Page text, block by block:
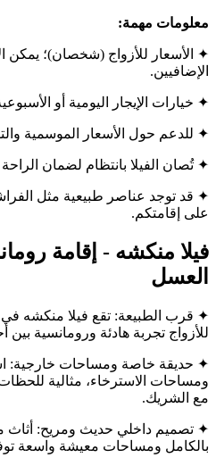
معلومات مهمة:
✦ الأسعار للأزواج (شخصان)؛ يمكن
الإضافيين.
✦ خيارات الإيجار اليومية أو
✦ للدعم حول الأسعار الموسمية
✦ تُصان الفيلا بانتظام لضمان
✦ قد توجد عناصر طبيعية مثل
على إقامتكم.
فيلا منكشه - إقامة
العسل
✦ قرب الطبيعة: تقع فيلا منكشه في
للأزواج تجربة هادئة ورومانسية بين
✦ حديقة خاصة ومساحات خارجية:
ومساحات الاسترخاء، مثالية
مع الشريك.
✦ تصميم داخلي حديث ومريح: أثاث
بالكامل ومساحات معيشة واسعة